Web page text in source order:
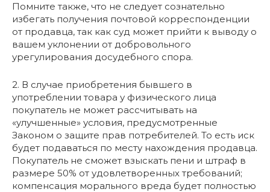
Помните также, что не следует сознательно
избегать получения почтовой корреспонденции
от продавца, так как суд может прийти к выводу о
вашем уклонении от добровольного
урегулирования досудебного спора.
2. В случае приобретения бывшего в
употреблении товара у физического лица
покупатель не может рассчитывать на
«улучшенные» условия, предусмотренные
Законом о защите прав потребителей. То есть иск
будет подаваться по месту нахождения продавца.
Покупатель не сможет взыскать пени и штраф в
размере 50% от удовлетворенных требований;
компенсация морального вреда будет полностью